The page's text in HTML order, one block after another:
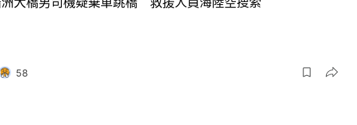
58